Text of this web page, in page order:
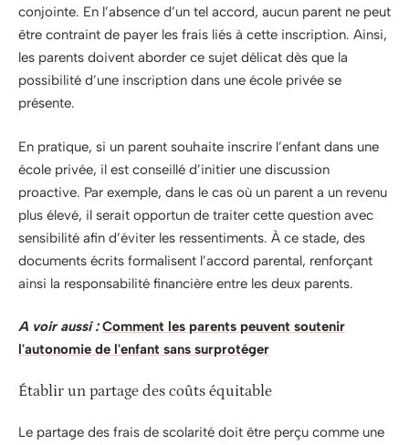
conjointe. En l’absence d’un tel accord, aucun parent ne peut
être contraint de payer les frais liés à cette inscription. Ainsi,
les parents doivent aborder ce sujet délicat dès que la
possibilité d’une inscription dans une école privée se
présente.
En pratique, si un parent souhaite inscrire l’enfant dans une
école privée, il est conseillé d’initier une discussion
proactive. Par exemple, dans le cas où un parent a un revenu
plus élevé, il serait opportun de traiter cette question avec
sensibilité afin d’éviter les ressentiments. À ce stade, des
documents écrits formalisent l’accord parental, renforçant
ainsi la responsabilité financière entre les deux parents.
A voir aussi : Comment les parents peuvent soutenir
l'autonomie de l'enfant sans surprotéger
Établir un partage des coûts équitable
Le partage des frais de scolarité doit être perçu comme une